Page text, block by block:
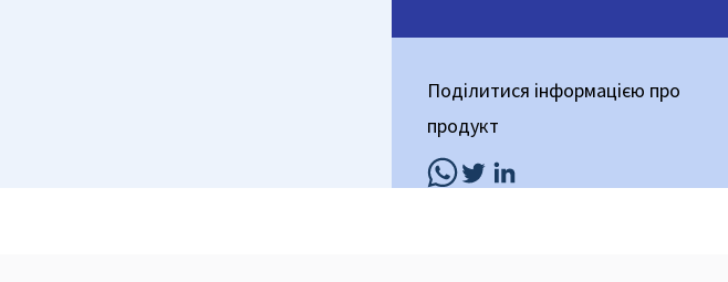
Поділитися інформацією про
продукт